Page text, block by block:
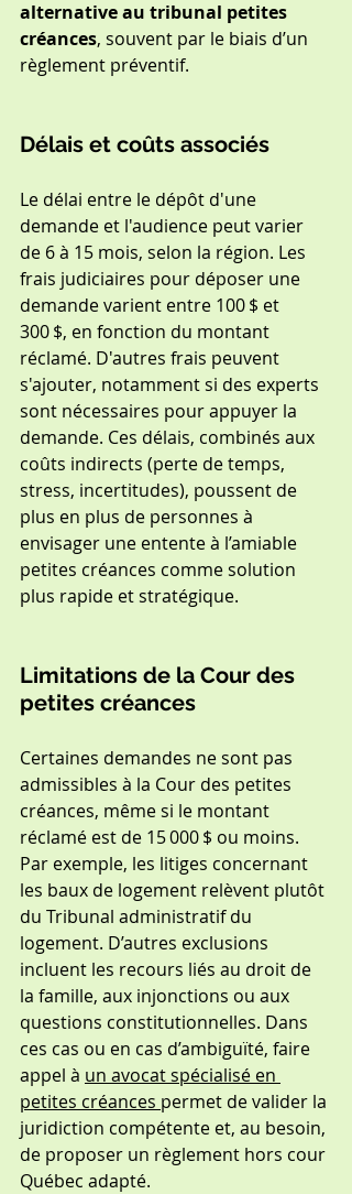
alternative au tribunal petites
créances, souvent par le biais d’un
règlement préventif.
Délais et coûts associés
Le délai entre le dépôt d'une
demande et l'audience peut varier
de 6 à 15 mois, selon la région. Les
frais judiciaires pour déposer une
demande varient entre 100 $ et
300 $, en fonction du montant
réclamé. D'autres frais peuvent
s'ajouter, notamment si des experts
sont nécessaires pour appuyer la
demande. Ces délais, combinés aux
coûts indirects (perte de temps,
stress, incertitudes), poussent de
plus en plus de personnes à
envisager une entente à l’amiable
petites créances comme solution
plus rapide et stratégique.
Limitations de la Cour des
petites créances
Certaines demandes ne sont pas
admissibles à la Cour des petites
créances, même si le montant
réclamé est de 15 000 $ ou moins.
Par exemple, les litiges concernant
les baux de logement relèvent plutôt
du Tribunal administratif du
logement. D’autres exclusions
incluent les recours liés au droit de
la famille, aux injonctions ou aux
questions constitutionnelles. Dans
ces cas ou en cas d’ambiguïté, faire
appel à un avocat spécialisé en
petites créances permet de valider la
juridiction compétente et, au besoin,
de proposer un règlement hors cour
Québec adapté.